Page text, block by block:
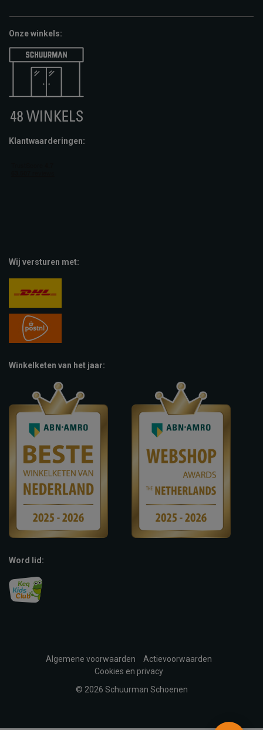
Onze winkels:
Klantwaarderingen:
Wij versturen met:
Winkelketen van het jaar:
Word lid:
Algemene voorwaarden
Actievoorwaarden
Cookies en privacy
© 2026 Schuurman Schoenen